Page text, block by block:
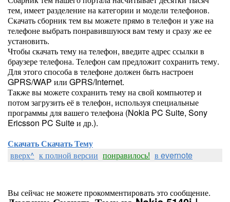
тем, имеет разделение на категории и модели телефонов.
Скачать сборник тем вы можете прямо в телефон и уже на
телефоне выбрать понравившуюся вам тему и сразу же ее
установить.
Чтобы скачать тему на телефон, введите адрес ссылки в
браузере телефона. Телефон сам предложит сохранить тему.
Для этого способа в телефоне должен быть настроен
GPRS/WAP или GPRS/Internet.
Также вы можете сохранить тему на свой компьютер и
потом загрузить её в телефон, используя специальные
программы для вашего телефона (Nokia PC Suite, Sony
Ericsson PC Suite и др.).
Скачать Скачать Тему
вверх^ к полной версии понравилось! в evernote
Вы сейчас не можете прокомментировать это сообщение.